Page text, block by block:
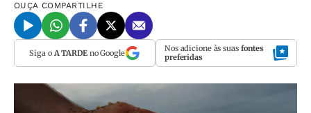
OUÇA COMPARTILHE
Siga o A TARDEno Google Nos adicione às suas fontes
preferidas